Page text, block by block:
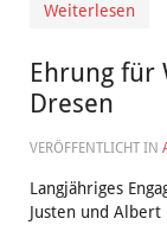
Weiterlesen
Ehrung für
Dresen
VERÖFFENTLICHT IN
Langjähriges
Justen und Albert